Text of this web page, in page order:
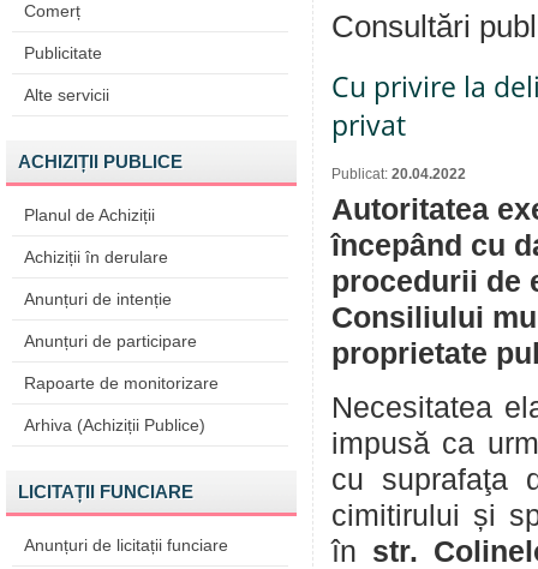
Comerț
Publicitate
Alte servicii
ACHIZIȚII PUBLICE
Planul de Achiziții
Achiziții în derulare
Anunțuri de intenție
Anunțuri de participare
Rapoarte de monitorizare
Arhiva (Achiziții Publice)
LICITAȚII FUNCIARE
Anunțuri de licitații funciare
Consultări
Cu privire la
privat
Publicat: 20.04.2022
Autoritatea
începând cu
procedurii de
Consiliului
proprietate
Necesitatea
impusă ca
cu suprafaţa
cimitirului și
în str.